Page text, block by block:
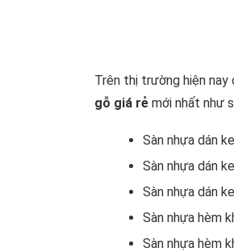
Trên thị trường hiện nay
gỗ giá rẻ mới nhất như
Sàn nhựa dán
Sàn nhựa dán
Sàn nhựa dán
Sàn nhựa hèm
Sàn nhựa hèm